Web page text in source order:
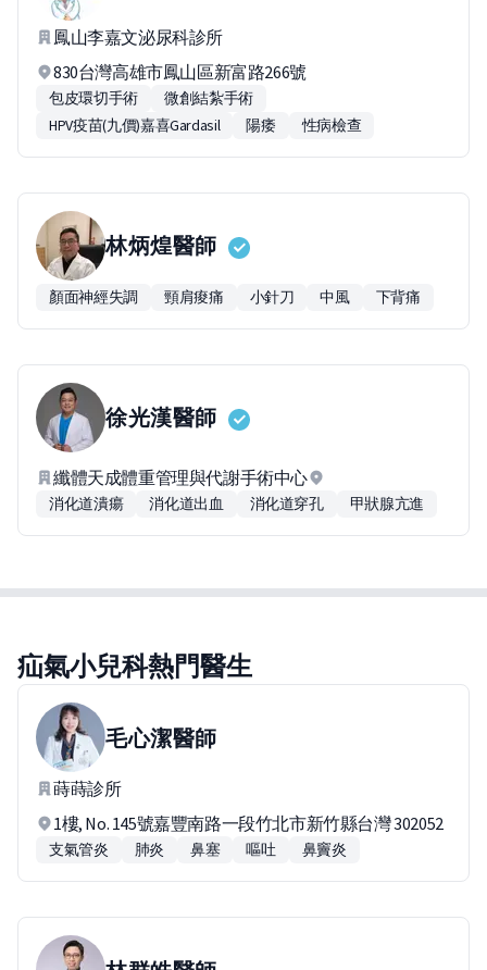
鳳山李嘉文泌尿科診所
830台灣高雄市鳳山區新富路266號
包皮環切手術
微創結紮手術
HPV疫苗(九價)嘉喜Gardasil
陽痿 性病檢查
林炳煌醫師
顏面神經失調 頸肩痠痛 小針刀 中風 下背痛
徐光漢醫師
纖體天成體重管理與代謝手術中心
消化道潰瘍 消化道出血 消化道穿孔 甲狀腺亢進
疝氣小兒科熱門醫生
毛心潔醫師
蒔蒔診所
1樓, No. 145號嘉豐南路一段竹北市新竹縣台灣 302052
支氣管炎 肺炎 鼻塞 嘔吐 鼻竇炎